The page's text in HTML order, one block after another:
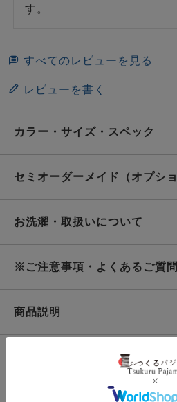
す。
すべてのレビューを見る
レビューを書く
カラー・サイズ・スペック
セミオーダーメイド（オプシ
お洗濯・取扱いについて
※ご注意事項・よくあるご質問
商品説明